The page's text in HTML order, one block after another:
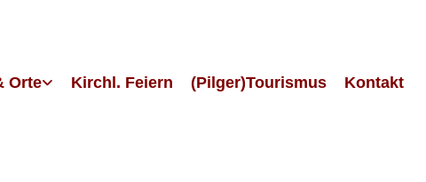
Orte Kirchl. Feiern (Pilger)Tourismus Kontakt